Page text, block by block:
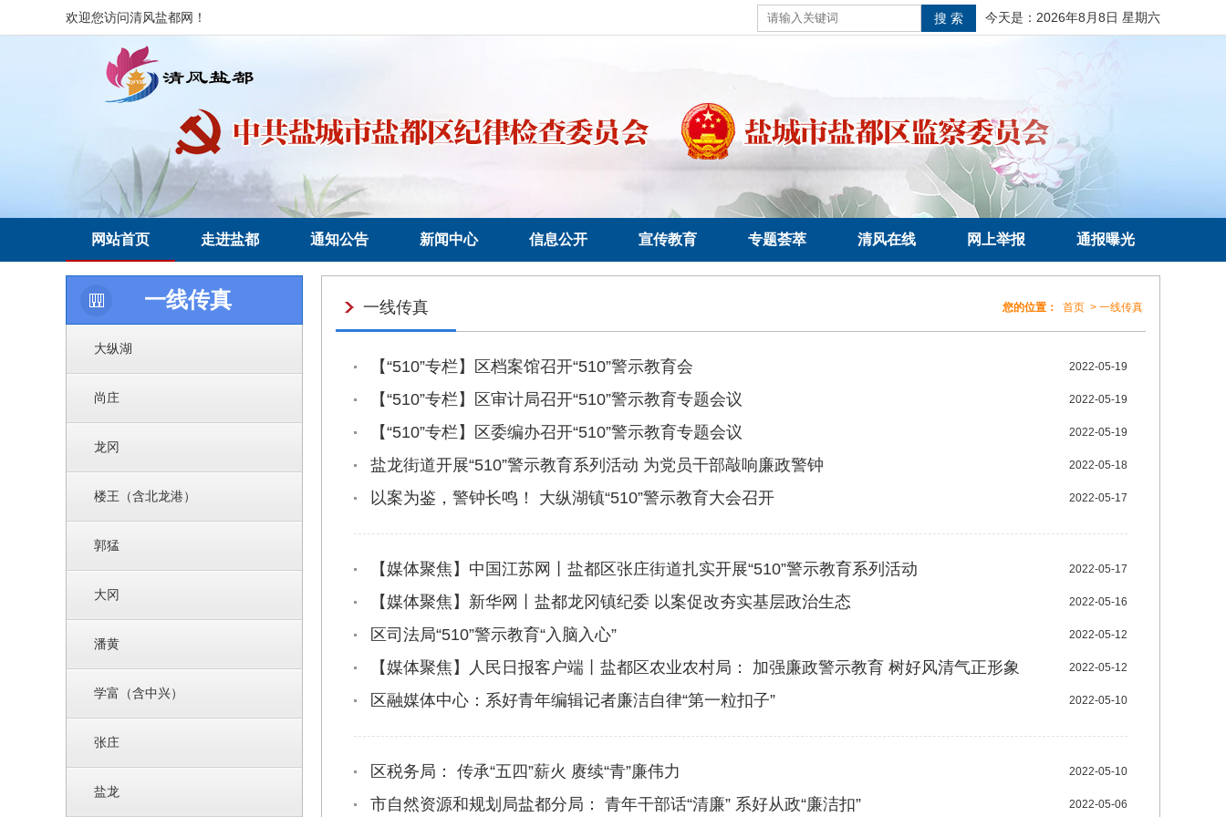
欢迎您访问清风盐都网！ 今天是： 2026年8月8日 星期六
网站首页 走进盐都 通知公告 新闻中心 信息公开 宣传教育 专题荟萃 清风在线 网上举报 通报曝光
一线传真
大纵湖
尚庄
龙冈
楼王（含北龙港）
郭猛
大冈
潘黄
学富（含中兴）
张庄
盐龙
一线传真 您的位置： 首页 > 一线传真
2022-05-19
【“510”专栏】区档案馆召开“510”警示教育会
2022-05-19
【“510”专栏】区审计局召开“510”警示教育专题会议
2022-05-19
【“510”专栏】区委编办召开“510”警示教育专题会议
2022-05-18
盐龙街道开展“510”警示教育系列活动 为党员干部敲响廉政警钟
2022-05-17
以案为鉴，警钟长鸣！ 大纵湖镇“510”警示教育大会召开
2022-05-17
【媒体聚焦】中国江苏网丨盐都区张庄街道扎实开展“510”警示教育系列活动
2022-05-16
【媒体聚焦】新华网丨盐都龙冈镇纪委 以案促改夯实基层政治生态
2022-05-12
区司法局“510”警示教育“入脑入心”
2022-05-12
【媒体聚焦】人民日报客户端丨盐都区农业农村局： 加强廉政警示教育 树好风清气正形象
2022-05-10
区融媒体中心：系好青年编辑记者廉洁自律“第一粒扣子”
2022-05-10
区税务局： 传承“五四”薪火 赓续“青”廉伟力
2022-05-06
市自然资源和规划局盐都分局： 青年干部话“清廉” 系好从政“廉洁扣”